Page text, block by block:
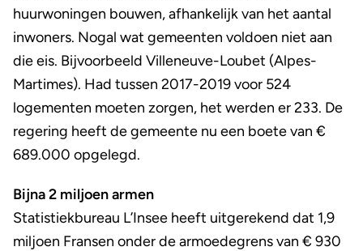
huurwoningen bouwen, afhankelijk van het aantal
inwoners. Nogal wat gemeenten voldoen niet aan
die eis. Bijvoorbeeld Villeneuve-Loubet (Alpes-
Martimes). Had tussen 2017-2019 voor 524
logementen moeten zorgen, het werden er 233. De
regering heeft de gemeente nu een boete van €
689.000 opgelegd.
Bijna 2 miljoen armen
Statistiekbureau L’Insee heeft uitgerekend dat 1,9
miljoen Fransen onder de armoedegrens van € 930